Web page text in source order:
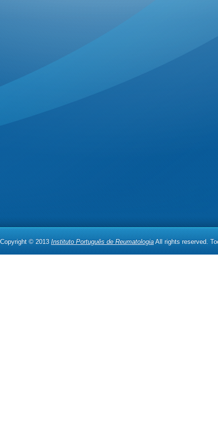
Copyright © 2013 Instituto Português de Reumatologia All rights reserved.